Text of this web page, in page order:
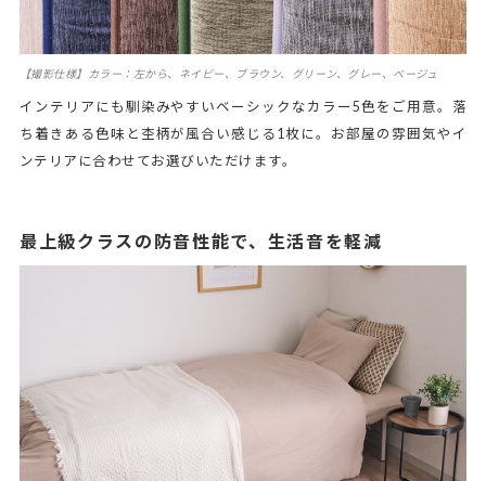
【撮影仕様】カラー：左から、ネイビー、ブラウン、グリーン、グレー、ベージュ
インテリアにも馴染みやすいベーシックなカラー5色をご用意。落
ち着きある色味と杢柄が風合い感じる1枚に。お部屋の雰囲気やイ
ンテリアに合わせてお選びいただけます。
最上級クラスの防音性能で、生活音を軽減